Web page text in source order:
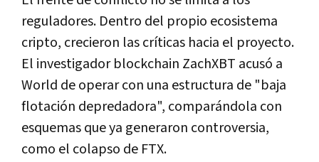
reguladores. Dentro del propio ecosistema
cripto, crecieron las críticas hacia el proyecto.
El investigador blockchain ZachXBT acusó a
World de operar con una estructura de "baja
flotación depredadora", comparándola con
esquemas que ya generaron controversia,
como el colapso de FTX.